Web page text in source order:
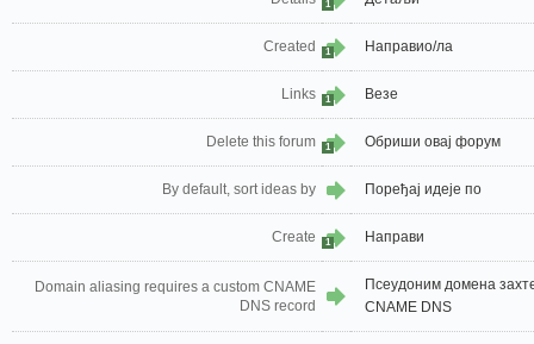
1
Created 1 Направио/ла
Links 1 Везе
Delete this forum 1 Обриши овај форум
By default, sort ideas by Поређај идеје по
Create 1 Направи
Domain aliasing requires a custom CNAME
DNS record
Псеудоним домена
CNAME DNS